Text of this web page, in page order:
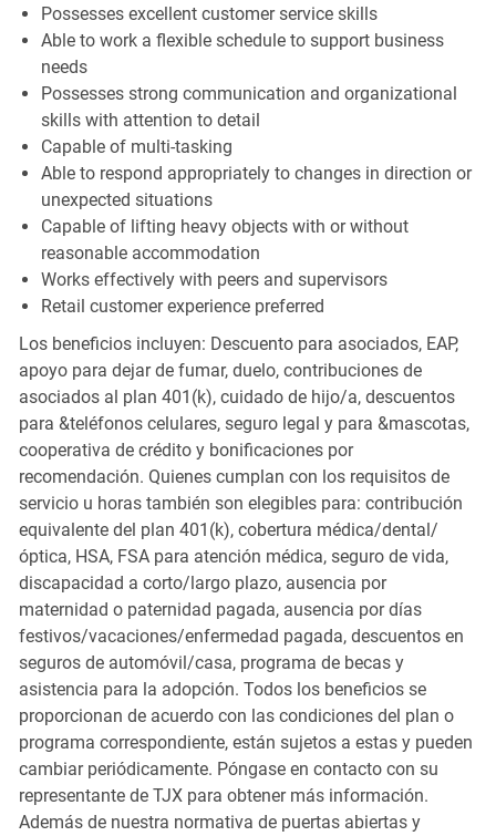
Possesses excellent customer service skills
Able to work a flexible schedule to support business
needs
Possesses strong communication and organizational
skills with attention to detail
Capable of multi-tasking
Able to respond appropriately to changes in direction or
unexpected situations
Capable of lifting heavy objects with or without
reasonable accommodation
Works effectively with peers and supervisors
Retail customer experience preferred
Los beneficios incluyen: Descuento para asociados, EAP,
apoyo para dejar de fumar, duelo, contribuciones de
asociados al plan 401(k), cuidado de hijo/a, descuentos
para &teléfonos celulares, seguro legal y para &mascotas,
cooperativa de crédito y bonificaciones por
recomendación. Quienes cumplan con los requisitos de
servicio u horas también son elegibles para: contribución
equivalente del plan 401(k), cobertura médica/dental/
óptica, HSA, FSA para atención médica, seguro de vida,
discapacidad a corto/largo plazo, ausencia por
maternidad o paternidad pagada, ausencia por días
festivos/vacaciones/enfermedad pagada, descuentos en
seguros de automóvil/casa, programa de becas y
asistencia para la adopción. Todos los beneficios se
proporcionan de acuerdo con las condiciones del plan o
programa correspondiente, están sujetos a estas y pueden
cambiar periódicamente. Póngase en contacto con su
representante de TJX para obtener más información.
Además de nuestra normativa de puertas abiertas y